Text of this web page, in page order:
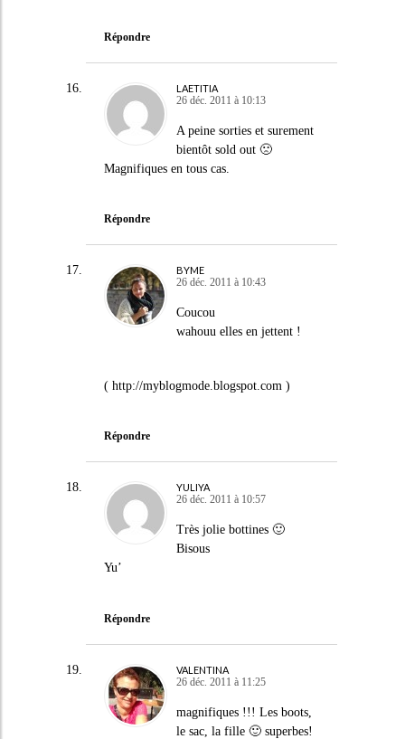
Répondre
LAETITIA
26 déc. 2011 à 10:13
A peine sorties et surement
bientôt sold out 🙁
Magnifiques en tous cas.
Répondre
BYME
26 déc. 2011 à 10:43
Coucou
wahouu elles en jettent !
( http://myblogmode.blogspot.com )
Répondre
YULIYA
26 déc. 2011 à 10:57
Très jolie bottines 🙂
Bisous
Yu’
Répondre
VALENTINA
26 déc. 2011 à 11:25
magnifiques !!! Les boots,
le sac, la fille 🙂 superbes!